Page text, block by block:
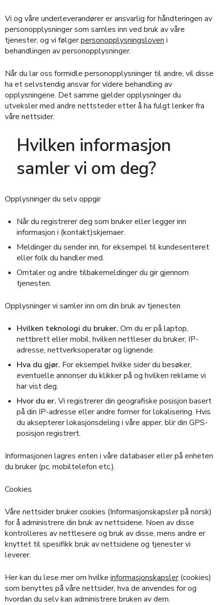
Vi og våre underleverandører er ansvarlig for håndteringen av
personopplysninger som samles inn ved bruk av våre
tjenester, og vi følgerpersonopplysningsloven i
behandlingen av personopplysninger.
Når du lar oss formidle personopplysninger til andre, vil disse
ha et selvstendig ansvar for videre behandling av
opplysningene. Det samme gjelder opplysninger du
utveksler med andre nettsteder etter å ha fulgt lenker fra
våre nettsider.
Hvilken informasjon
samler vi om deg?
Opplysninger du selv oppgir
Når du registrerer deg som bruker eller legger inn
informasjon i (kontakt)skjemaer.
Meldinger du sender inn, for eksempel til kundesenteret
eller folk du handler med.
Omtaler og andre tilbakemeldinger du gir gjennom
tjenesten.
Opplysninger vi samler inn om din bruk av tjenesten
Hvilken teknologi du bruker. Om du er på laptop,
nettbrett eller mobil, hvilken nettleser du bruker, IP-
adresse, nettverksoperatør og lignende.
Hva du gjør. For eksempel hvilke sider du besøker,
eventuelle annonser du klikker på og hvilken reklame vi
har vist deg.
Hvor du er. Vi registrerer din geografiske posisjon basert
på din IP-adresse eller andre former for lokalisering. Hvis
du aksepterer lokasjonsdeling i våre apper, blir din GPS-
posisjon registrert.
Informasjonen lagres enten i våre databaser eller på enheten
du bruker (pc, mobiltelefon etc.).
Cookies
Våre nettsider bruker cookies (Informasjonskapsler på norsk)
for å administrere din bruk av nettsidene. Noen av disse
kontrolleres av nettlesere og bruk av disse, mens andre er
knyttet til spesifikk bruk av nettsidene og tjenester vi
leverer.
Her kan du lese mer om hvilke informasjonskapsler(cookies)
som benyttes på våre nettsider, hva de anvendes for og
hvordan du selv kan administrere bruken av dem.